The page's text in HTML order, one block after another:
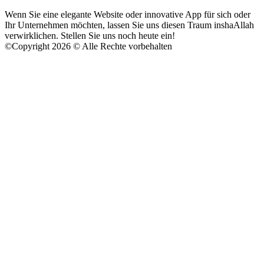
Wenn Sie eine elegante Website oder innovative App für sich oder
Ihr Unternehmen möchten, lassen Sie uns diesen Traum inshaAllah
verwirklichen. Stellen Sie uns noch heute ein!
©Copyright 2026 © Alle Rechte vorbehalten